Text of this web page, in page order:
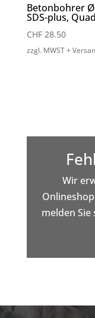
Betonbohrer
SDS-plus,
CHF28.50
zzgl. MWST +
Wir
melden